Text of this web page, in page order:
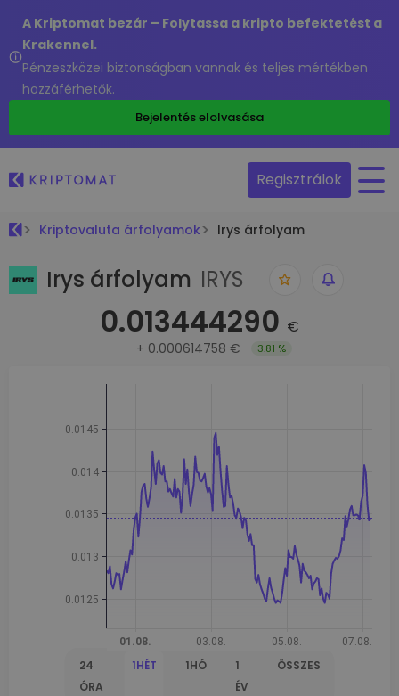
A Kriptomat bezár – Folytassa a kripto befektetést a
Krakennel.
Pénzeszközei biztonságban vannak és teljes mértékben
hozzáférhetők.
Bejelentés elolvasása
Regisztrálok
Kriptovaluta árfolyamok Irys árfolyam
Irys árfolyam IRYS
0.013444290 €
+ 0.000614758 € 3.81 %
24
ÓRA
1HÉT 1HÓ
1
ÉV
ÖSSZES